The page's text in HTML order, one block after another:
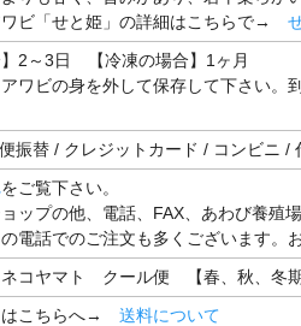
ワビ「せと姫」の詳細はこちらで→
】2～3日 【冷凍の場合】1ヶ月
ワビの身を外して保存して下さい。
振替 / クレジットカード / コンビニ
をご覧下さい。
ップの他、電話、FAX、あわび養殖
電話でのご注文も多くございます。
ネコヤマト クール便 【春、秋、冬
はこちらへ→ 送料について